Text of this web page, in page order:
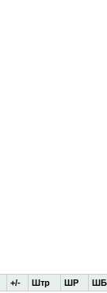
+/- Штр ШР ШБ